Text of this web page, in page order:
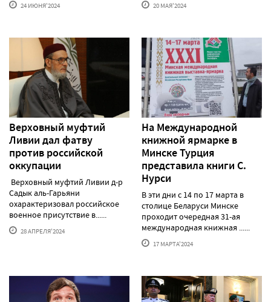
24 ИЮНЯ'2024 20 МАЯ'2024
Верховный муфтий
Ливии дал фатву
против российской
оккупации
Верховный муфтий Ливии д-р
Садык аль-Гарьяни
охарактеризовал российское
военное присутствие в......
28 АПРЕЛЯ'2024
На Международной
книжной ярмарке в
Минске Турция
представила книги С.
Нурси
В эти дни с 14 по 17 марта в
столице Беларуси Минске
проходит очередная 31-ая
международная книжная ......
17 МАРТА'2024